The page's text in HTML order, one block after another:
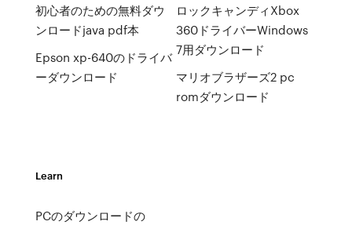
初心者のための無料ダウ
ンロードjava pdf本
Epson xp-640のドライバ
ーダウンロード
ロックキャンディXbox
360ドライバーWindows
7用ダウンロード
マリオブラザーズ2 pc
romダウンロード
Learn
PCのダウンロードの